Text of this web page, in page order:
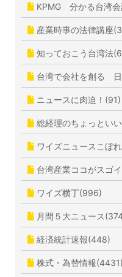
KPMG 分かる台湾
産業時事の法律講座
知っておこう台湾法
台湾で会社を創る
ニュースに肉迫！(91)
総経理のちょっとい
ワイズニュースこぼ
台湾産業ココがスゴ
ワイズ横丁(996)
月間５大ニュース
経済統計速報(448)
株式・為替情報(4431)